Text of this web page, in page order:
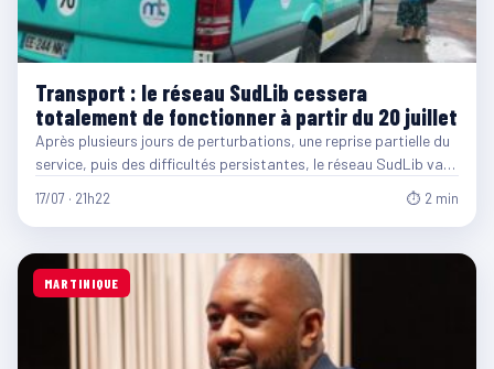
Transport : le réseau SudLib cessera
totalement de fonctionner à partir du 20 juillet
Après plusieurs jours de perturbations, une reprise partielle du
service, puis des difficultés persistantes, le réseau SudLib va…
17/07 · 21h22 ⏱ 2 min
MARTINIQUE